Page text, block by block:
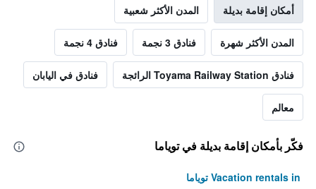
أمكان إقامة بديلة المدن الأكثر شعبية
المدن الأكثر شهرة فنادق 3 نجمة فنادق 4 نجمة
فنادق Toyama Railway Station الرائجة فنادق في اليابان
معالم
فكّر بأمكان إقامة بديلة في توياما
Vacation rentals in توياما